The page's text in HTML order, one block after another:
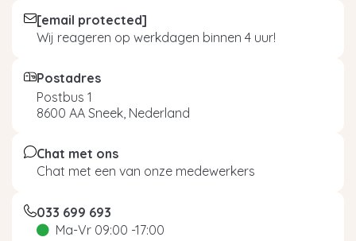
[email protected]
Wij reageren op werkdagen binnen 4 uur!
Postadres
Postbus 1
8600 AA Sneek, Nederland
Chat met ons
Chat met een van onze medewerkers
033 699 693
Ma-Vr 09:00 -17:00